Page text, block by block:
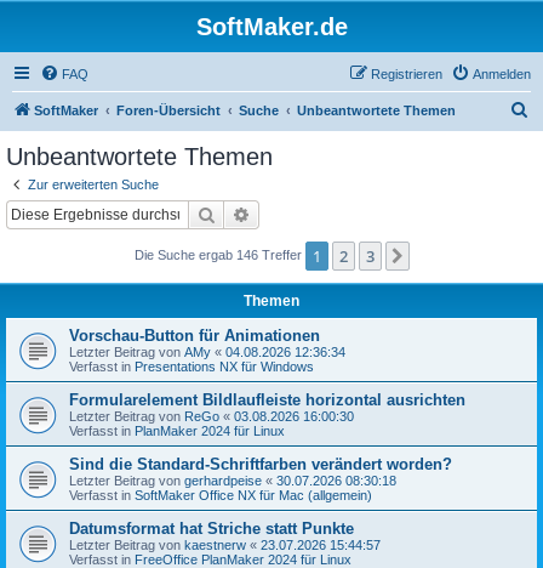
SoftMaker.de
FAQ Anmelden
Registrieren
SoftMaker Foren-Übersicht Suche Unbeantwortete Themen
Unbeantwortete Themen
Zur erweiterten Suche
Suche
Die Suche ergab 146 Treffer 1 2 3
Themen
Vorschau-Button für Animationen
Letzter Beitrag von AMy « 04.08.2026 12:36:34
Verfasst in Presentations NX für Windows
Formularelement Bildlaufleiste horizontal ausrichten
Letzter Beitrag von ReGo « 03.08.2026 16:00:30
Verfasst in PlanMaker 2024 für Linux
Sind die Standard-Schriftfarben verändert worden?
Letzter Beitrag von gerhardpeise « 30.07.2026 08:30:18
Verfasst in SoftMaker Office NX für Mac (allgemein)
Datumsformat hat Striche statt Punkte
Letzter Beitrag von kaestnerw « 23.07.2026 15:44:57
Verfasst in FreeOffice PlanMaker 2024 für Linux